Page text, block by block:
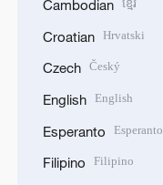
Cambodian
Croatian Hrvatski
Czech Český
English English
Esperanto Esperanto
Filipino Filipino